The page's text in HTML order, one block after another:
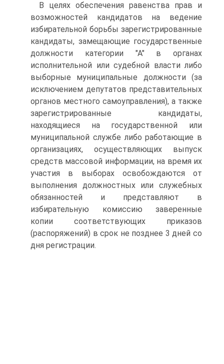
В целях обеспечения равенства прав и
возможностей кандидатов на ведение
избирательной борьбы зарегистрированные
кандидаты, замещающие государственные
должности категории "А" в органах
исполнительной или судебной власти либо
выборные муниципальные должности (за
исключением депутатов представительных
органов местного самоуправления), а также
зарегистрированные кандидаты,
находящиеся на государственной или
муниципальной службе либо работающие в
организациях, осуществляющих выпуск
средств массовой информации, на время их
участия в выборах освобождаются от
выполнения должностных или служебных
обязанностей и представляют в
избирательную комиссию заверенные
копии соответствующих приказов
(распоряжений) в срок не позднее 3 дней со
дня регистрации.